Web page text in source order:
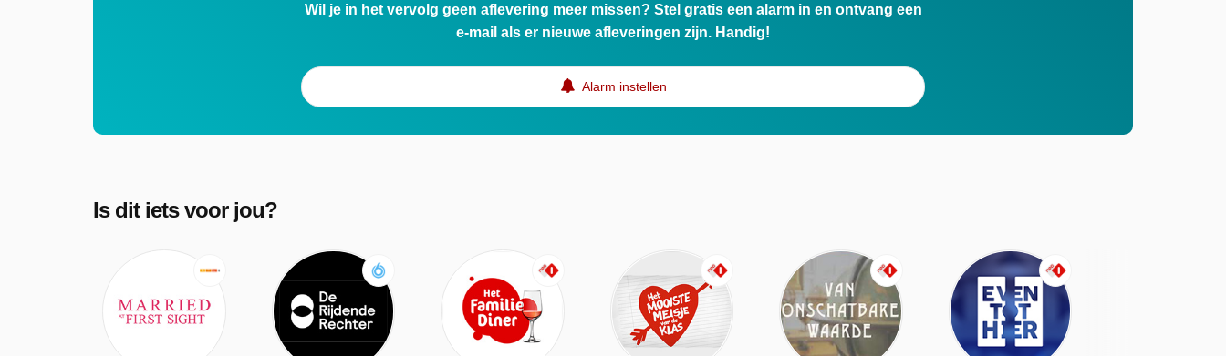
Wil je in het vervolg geen aflevering meer missen? Stel gratis een alarm in en ontvang een
e-mail als er nieuwe afleveringen zijn. Handig!
Alarm instellen
Is dit iets voor jou?